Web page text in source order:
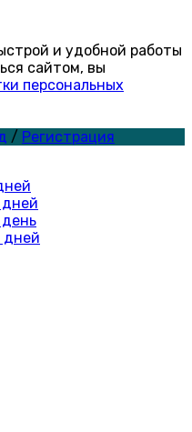
и удобной работы
сайтом, вы
персональных
/ Регистрация
дней
дней